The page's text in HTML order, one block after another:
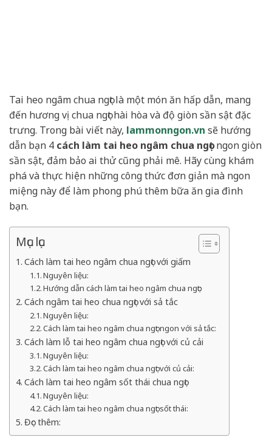
Tai heo ngâm chua ngọt là một món ăn hấp dẫn, mang
đến hương vị chua ngọt hài hòa và độ giòn sần sật đặc
trưng. Trong bài viết này, lammonngon.vn sẽ hướng
dẫn bạn 4 cách làm tai heo ngâm chua ngọtngon giòn
sần sật, đảm bảo ai thử cũng phải mê. Hãy cùng khám
phá và thực hiện những công thức đơn giản mà ngon
miệng này để làm phong phú thêm bữa ăn gia đình
bạn.
Mục lục
Cách làm tai heo ngâm chua ngọt với giấm
Nguyên liệu:
Hướng dẫn cách làm tai heo ngâm chua ngọt:
Cách ngâm tai heo chua ngọt với sả tắc
Nguyên liệu:
Cách làm tai heo ngâm chua ngọt ngon với sả tắc:
Cách làm lỗ tai heo ngâm chua ngọt với củ cải
Nguyên liệu:
Cách làm tai heo ngâm chua ngọt với củ cải:
Cách làm tai heo ngâm sốt thái chua ngọt
Nguyên liệu:
Cách làm tai heo ngâm chua ngọt sốt thái:
Đọc thêm: